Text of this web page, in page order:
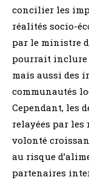
concilier les
réalités socio-
par le ministre
pourrait inclure
mais aussi des
communautés
Cependant, les
relayées par les
volonté
au risque
partenaires